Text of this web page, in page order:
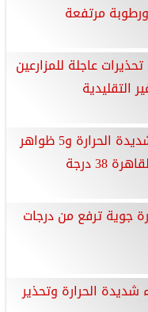
مرتفعة
عاجلة للمزارعين
التقليدية
الطقس غدا.. أجواء شديدة الحرارة و5 ظواهر
درجة
جوية ترفع من درجات
الحرارة وتحذير